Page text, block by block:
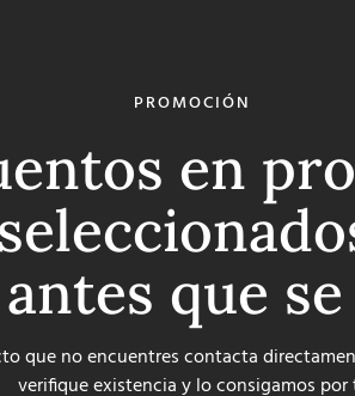
PROMOCIÓN
en
que
que no encuentres contacta
verifique existencia y lo consigamos por